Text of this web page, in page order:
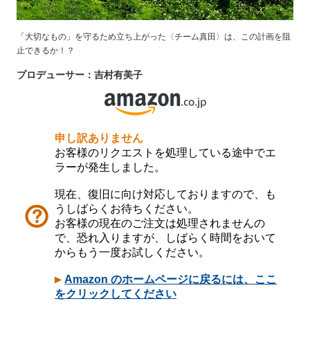
「大切なもの」を守るため立ち上がった〈チーム真田〉は、この計画を阻
止できるか！？
プロデューサー：吉村有美子